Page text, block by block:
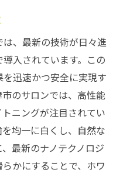
、最新の技術が日々進
入されています。この
迅速かつ安全に実現す
のサロンでは、高性能
ニングが注目されてい
均一に白くし、自然な
最新のナノテクノロジ
かにすることで、ホワ